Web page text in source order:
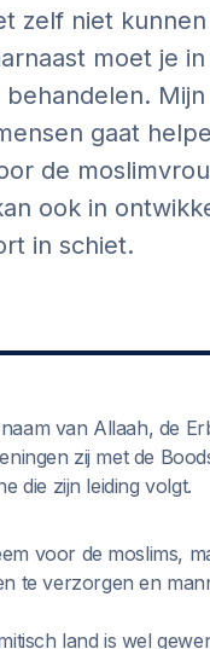
zelf niet
moet je
gaat
de
ook in
in schiet.
van Allaah, de
zij met de
die zijn leiding volgt.
voor de moslims,
te verzorgen en
land is wel